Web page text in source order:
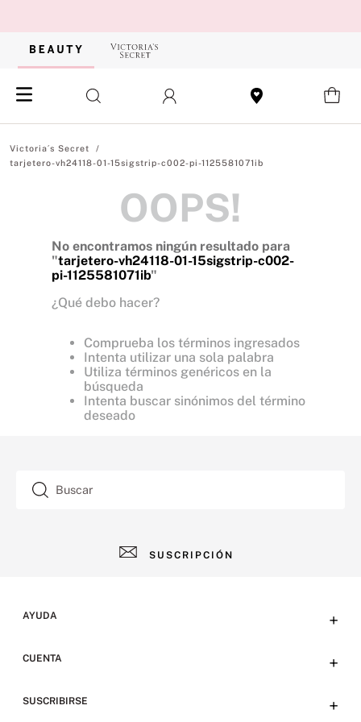
tarjetero-vh24118-01-15sigstrip-c002-pi-1125581071ib
OOPS!
No encontramos ningún resultado para
"tarjetero-vh24118-01-15sigstrip-c002-
pi-1125581071ib"
¿Qué debo hacer?
Comprueba los términos ingresados
Intenta utilizar una sola palabra
Utiliza términos genéricos en la
búsqueda
Intenta buscar sinónimos del término
deseado
Buscar
SUSCRIPCIÓN
AYUDA +
Preguntas frecuentes
CUENTA +
SUSCRIBIRSE +